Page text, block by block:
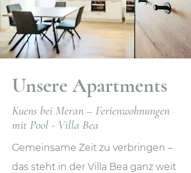
Unsere Apartments
Kuens bei Meran – Ferienwohnungen
mit Pool - Villa Bea
Gemeinsame Zeit zu verbringen –
das steht in der Villa Bea ganz weit